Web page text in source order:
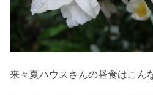
来々夏ハウスさんの昼食はこん